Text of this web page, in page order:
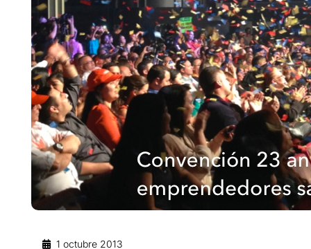
1 octubre 2013